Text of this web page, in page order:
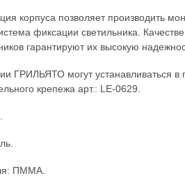
корпуса позволяет производить
фиксации светильника.
гарантируют их высокую
ГРИЛЬЯТО могут устанавливаться в
крепежа арт.: LE-0629.
ПММА.